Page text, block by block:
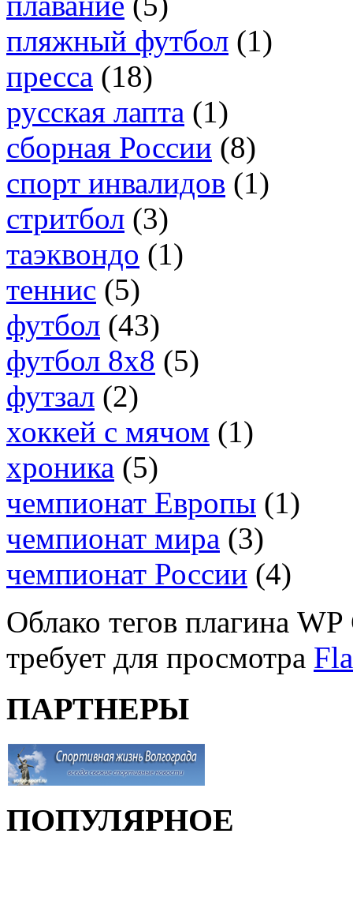
пляжный футбол (1)
пресса (18)
русская лапта (1)
сборная России (8)
спорт инвалидов (1)
стритбол (3)
таэквондо (1)
теннис (5)
футбол (43)
футбол 8х8 (5)
футзал (2)
хоккей с мячом (1)
хроника (5)
чемпионат Европы (1)
чемпионат мира (3)
чемпионат России (4)
Облако тегов плагина
требует для просмотра
ПАРТНЕРЫ
ПОПУЛЯРНОЕ